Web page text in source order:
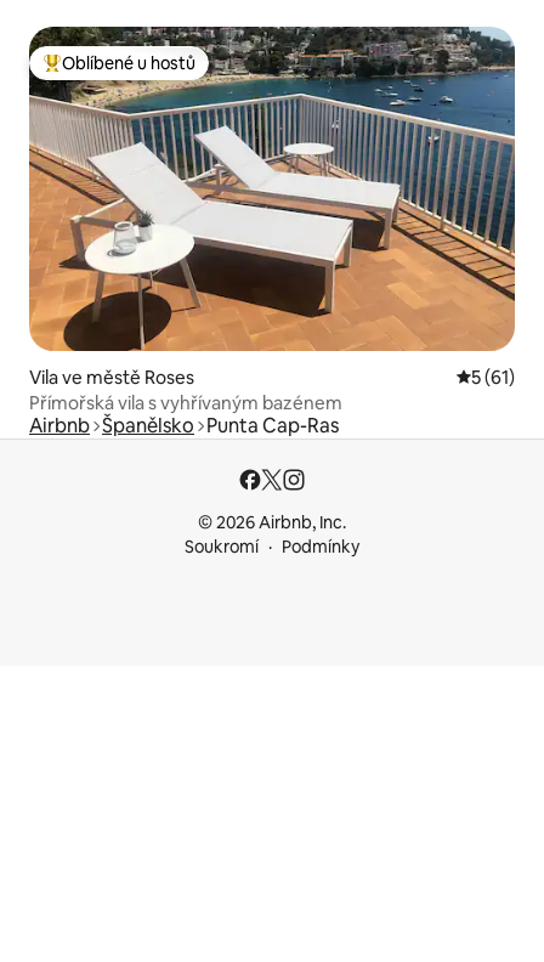
Nejlepší v kategorii Oblíbené u hostů
Oblíbené u hostů
Vila ve městě Roses Průměrné
5 (61)
Přímořská vila s vyhřívaným bazénem
Airbnb Španělsko Punta Cap-Ras
© 2026 Airbnb, Inc.
Soukromí
Podmínky